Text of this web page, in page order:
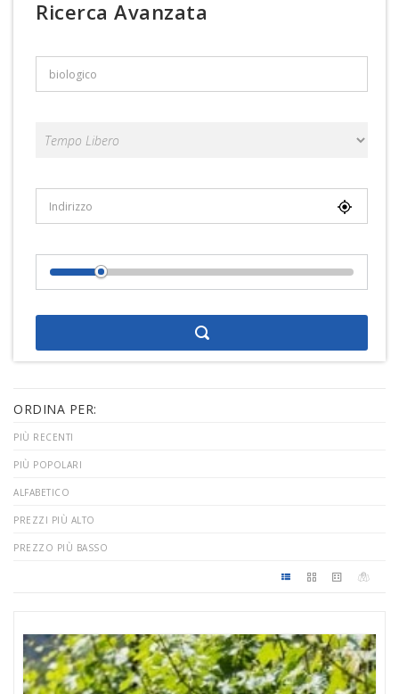
Ricerca Avanzata
ORDINA PER:
PIÙ RECENTI
PIÙ POPOLARI
ALFABETICO
PREZZI PIÙ ALTO
PREZZO PIÙ BASSO